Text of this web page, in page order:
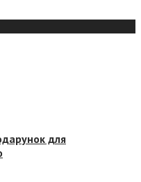
для